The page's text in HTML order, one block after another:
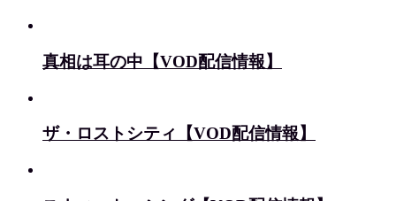
真相は耳の中【VOD配信情報】
ザ・ロストシティ【VOD配信情報】